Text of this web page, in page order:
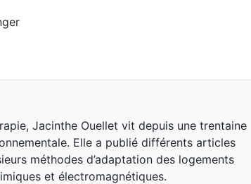
Jacinthe Ouellet vit depuis une trentaine
Elle a publié différents articles
méthodes d’adaptation des logements
et électromagnétiques.